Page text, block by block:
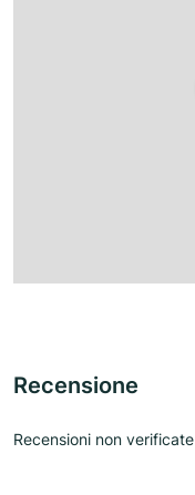
Recensione
Recensioni non verificate